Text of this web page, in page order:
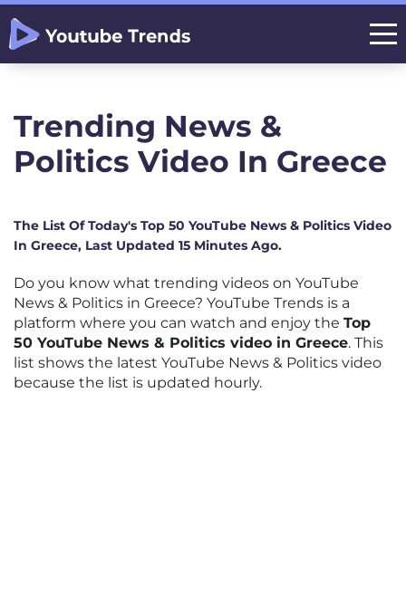
Trending News &
Politics Video In Greece
The List Of Today's Top 50 YouTube News & Politics Video
In Greece, Last Updated 15 Minutes Ago.
Do you know what trending videos on YouTube
News & Politics in Greece? YouTube Trends is a
platform where you can watch and enjoy the Top
50 YouTube News & Politics video in Greece. This
list shows the latest YouTube News & Politics video
because the list is updated hourly.